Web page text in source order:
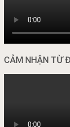
CẢM NHẬN TỪ